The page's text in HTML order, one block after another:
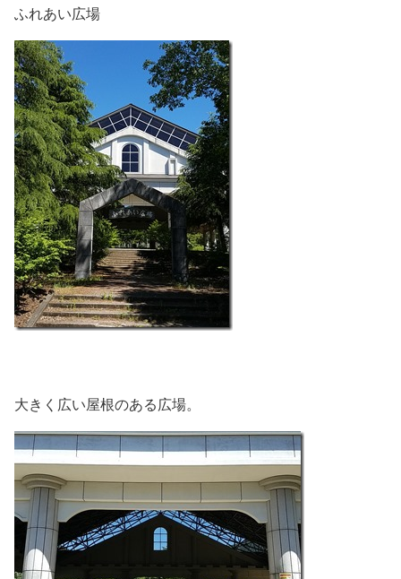
ふれあい広場
大きく広い屋根のある広場。